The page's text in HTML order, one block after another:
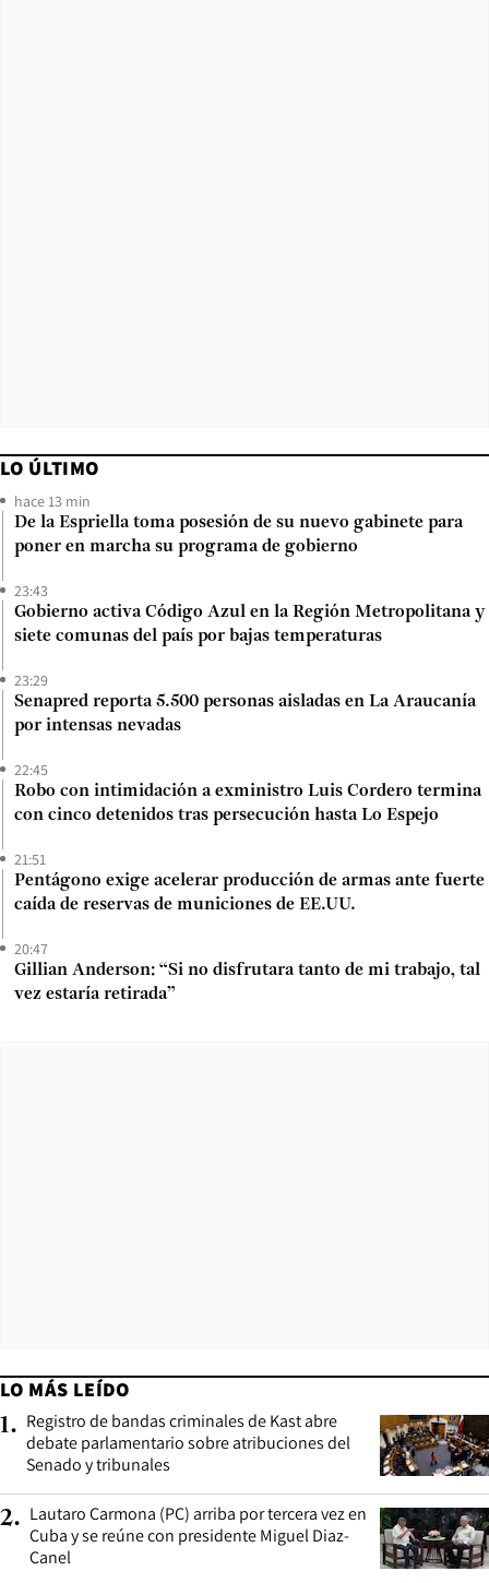
LO ÚLTIMO
hace 13 min
De la Espriella toma posesión de su nuevo gabinete para
poner en marcha su programa de gobierno
23:43
Gobierno activa Código Azul en la Región Metropolitana y
siete comunas del país por bajas temperaturas
23:29
Senapred reporta 5.500 personas aisladas en La Araucanía
por intensas nevadas
22:45
Robo con intimidación a exministro Luis Cordero termina
con cinco detenidos tras persecución hasta Lo Espejo
21:51
Pentágono exige acelerar producción de armas ante fuerte
caída de reservas de municiones de EE.UU.
20:47
Gillian Anderson: “Si no disfrutara tanto de mi trabajo, tal
vez estaría retirada”
LO MÁS LEÍDO
1. Registro de bandas criminales de Kast abre
debate parlamentario sobre atribuciones del
Senado y tribunales
2. Lautaro Carmona (PC) arriba por tercera vez en
Cuba y se reúne con presidente Miguel Diaz-
Canel